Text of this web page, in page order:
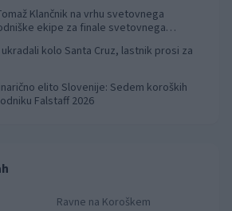
Klančnik na vrhu svetovnega
ekipe za finale svetovnega
kolo Santa Cruz, lastnik prosi za
elito Slovenije: Sedem koroških
Falstaff 2026
Ravne na Koroškem